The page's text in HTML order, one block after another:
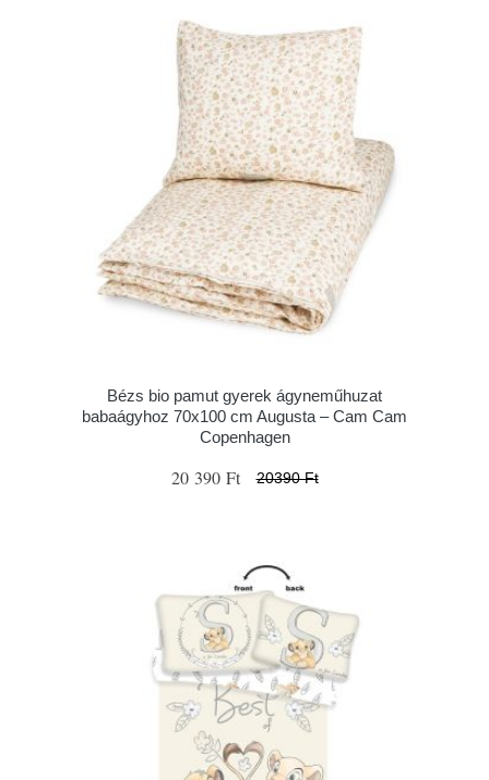
Bézs bio pamut gyerek ágyneműhuzat
babaágyhoz 70x100 cm Augusta – Cam Cam
Copenhagen
20 390 Ft 20390 Ft